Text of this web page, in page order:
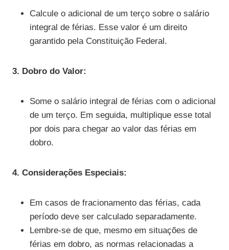
Calcule o adicional de um terço sobre o salário
integral de férias. Esse valor é um direito
garantido pela Constituição Federal.
3. Dobro do Valor:
Some o salário integral de férias com o adicional
de um terço. Em seguida, multiplique esse total
por dois para chegar ao valor das férias em
dobro.
4. Considerações Especiais:
Em casos de fracionamento das férias, cada
período deve ser calculado separadamente.
Lembre-se de que, mesmo em situações de
férias em dobro, as normas relacionadas a